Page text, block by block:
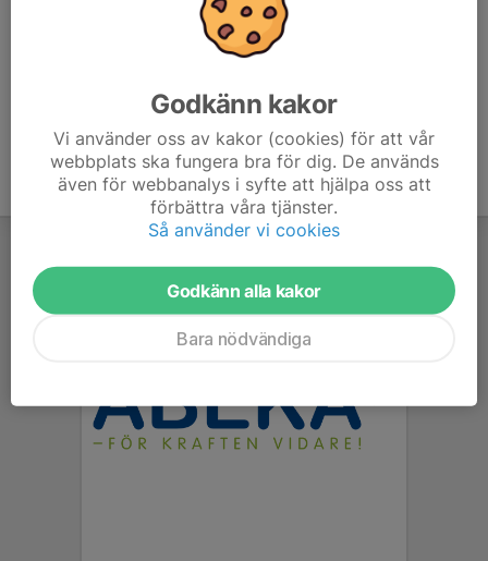
Godkänn kakor
Vi använder oss av kakor (cookies) för att vår
webbplats ska fungera bra för dig. De används
även för webbanalys i syfte att hjälpa oss att
förbättra våra tjänster.
Så använder vi cookies
Godkänn alla kakor
Bara nödvändiga